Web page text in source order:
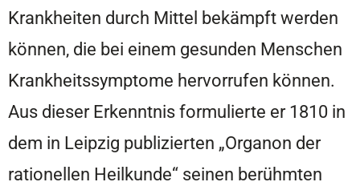
Krankheiten durch Mittel bekämpft werden
können, die bei einem gesunden Menschen
Krankheitssymptome hervorrufen können.
Aus dieser Erkenntnis formulierte er 1810 in
dem in Leipzig publizierten „Organon der
rationellen Heilkunde“ seinen berühmten